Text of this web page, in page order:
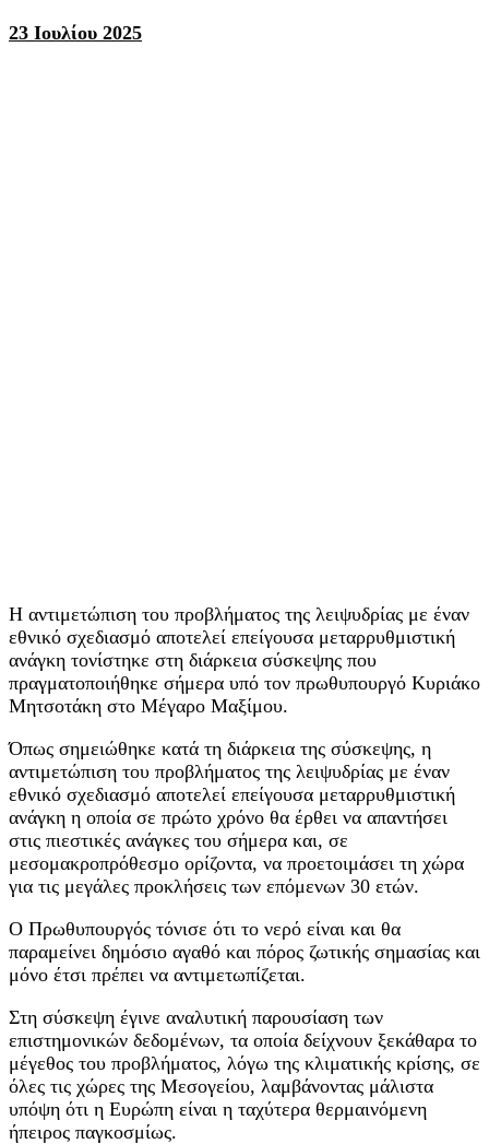
23 Ιουλίου 2025
Η αντιμετώπιση του προβλήματος της λειψυδρίας με έναν
εθνικό σχεδιασμό αποτελεί επείγουσα μεταρρυθμιστική
ανάγκη τονίστηκε στη διάρκεια σύσκεψης που
πραγματοποιήθηκε σήμερα υπό τον πρωθυπουργό Κυριάκο
Μητσοτάκη στο Μέγαρο Μαξίμου.
Όπως σημειώθηκε κατά τη διάρκεια της σύσκεψης, η
αντιμετώπιση του προβλήματος της λειψυδρίας με έναν
εθνικό σχεδιασμό αποτελεί επείγουσα μεταρρυθμιστική
ανάγκη η οποία σε πρώτο χρόνο θα έρθει να απαντήσει
στις πιεστικές ανάγκες του σήμερα και, σε
μεσομακροπρόθεσμο ορίζοντα, να προετοιμάσει τη χώρα
για τις μεγάλες προκλήσεις των επόμενων 30 ετών.
Ο Πρωθυπουργός τόνισε ότι το νερό είναι και θα
παραμείνει δημόσιο αγαθό και πόρος ζωτικής σημασίας και
μόνο έτσι πρέπει να αντιμετωπίζεται.
Στη σύσκεψη έγινε αναλυτική παρουσίαση των
επιστημονικών δεδομένων, τα οποία δείχνουν ξεκάθαρα το
μέγεθος του προβλήματος, λόγω της κλιματικής κρίσης, σε
όλες τις χώρες της Μεσογείου, λαμβάνοντας μάλιστα
υπόψη ότι η Ευρώπη είναι η ταχύτερα θερμαινόμενη
ήπειρος παγκοσμίως.